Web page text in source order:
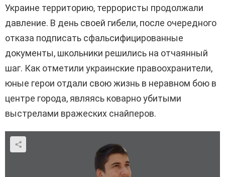
Украине территорию, террористы продолжали
давление. В день своей гибели, после очередного
отказа подписать сфальсифицированные
документы, школьники решились на отчаянный
шаг. Как отметили украинские правоохранители,
юные герои отдали свою жизнь в неравном бою в
центре города, являясь коварно убитыми
выстрелами вражеских снайперов.